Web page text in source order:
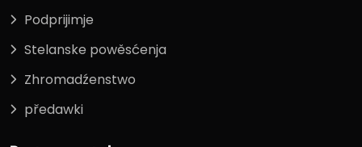
Podprijimje
Stelanske powěsćenja
Zhromadźenstwo
předawki